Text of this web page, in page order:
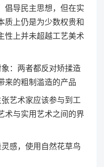
倡导民主思想，但在实
质上仍是为少数权贵和
性上并未超越工艺美术
：两者都反对矫揉造
来的粗制滥造的产品
艺术家应该参与到工
术与实用艺术之间的界
感，使用自然花草鸟